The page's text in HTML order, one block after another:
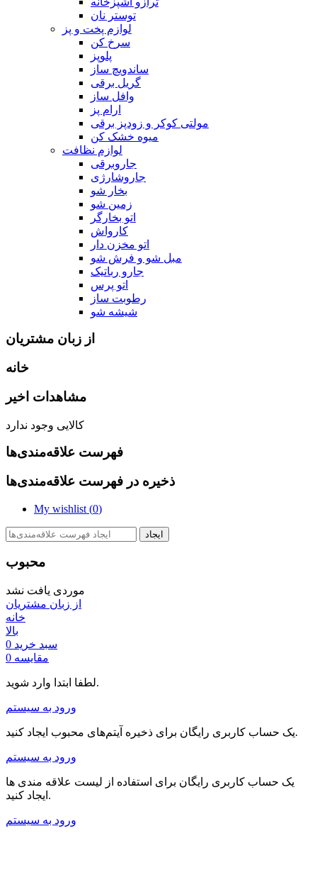
توستر نان
لوازم پخت و پز
سرخ کن
پلوپز
ساندویچ ساز
گریل برقی
وافل ساز
ارام پز
مولتی کوکر و زودپز برقی
میوه خشک کن
لوازم نظافت
جاروبرقی
جاروشارژی
بخار شو
زمین شو
اتو بخارگر
کارواش
اتو مخزن دار
مبل شو و فرش شو
جارو رباتیک
اتو پرس
رطوبت ساز
شیشه شو
از زبان مشتریان
خانه
مشاهدات اخیر
کالایی وجود ندارد
فهرست علاقه‌مندی‌ها
ذخیره در فهرست علاقه‌مندی‌ها
My wishlist (0)
ایجاد
محبوب
موردی یافت نشد
از زبان مشتریان
خانه
بالا
سبد خرید 0
مقایسه 0
لطفا ابتدا وارد شوید.
ورود به سیستم
یک حساب کاربری رایگان برای ذخیره آیتم‌های محبوب ایجاد کنید.
ورود به سیستم
یک حساب کاربری رایگان برای استفاده از لیست علاقه مندی ها
ایجاد کنید.
ورود به سیستم